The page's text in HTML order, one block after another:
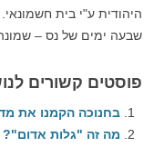
היהודית ע"י בית חשמונאי.
שבעה ימים של נס –
פוסטים קשורים
בחנוכה הקמנו את
מה זה "גלות אדום"?